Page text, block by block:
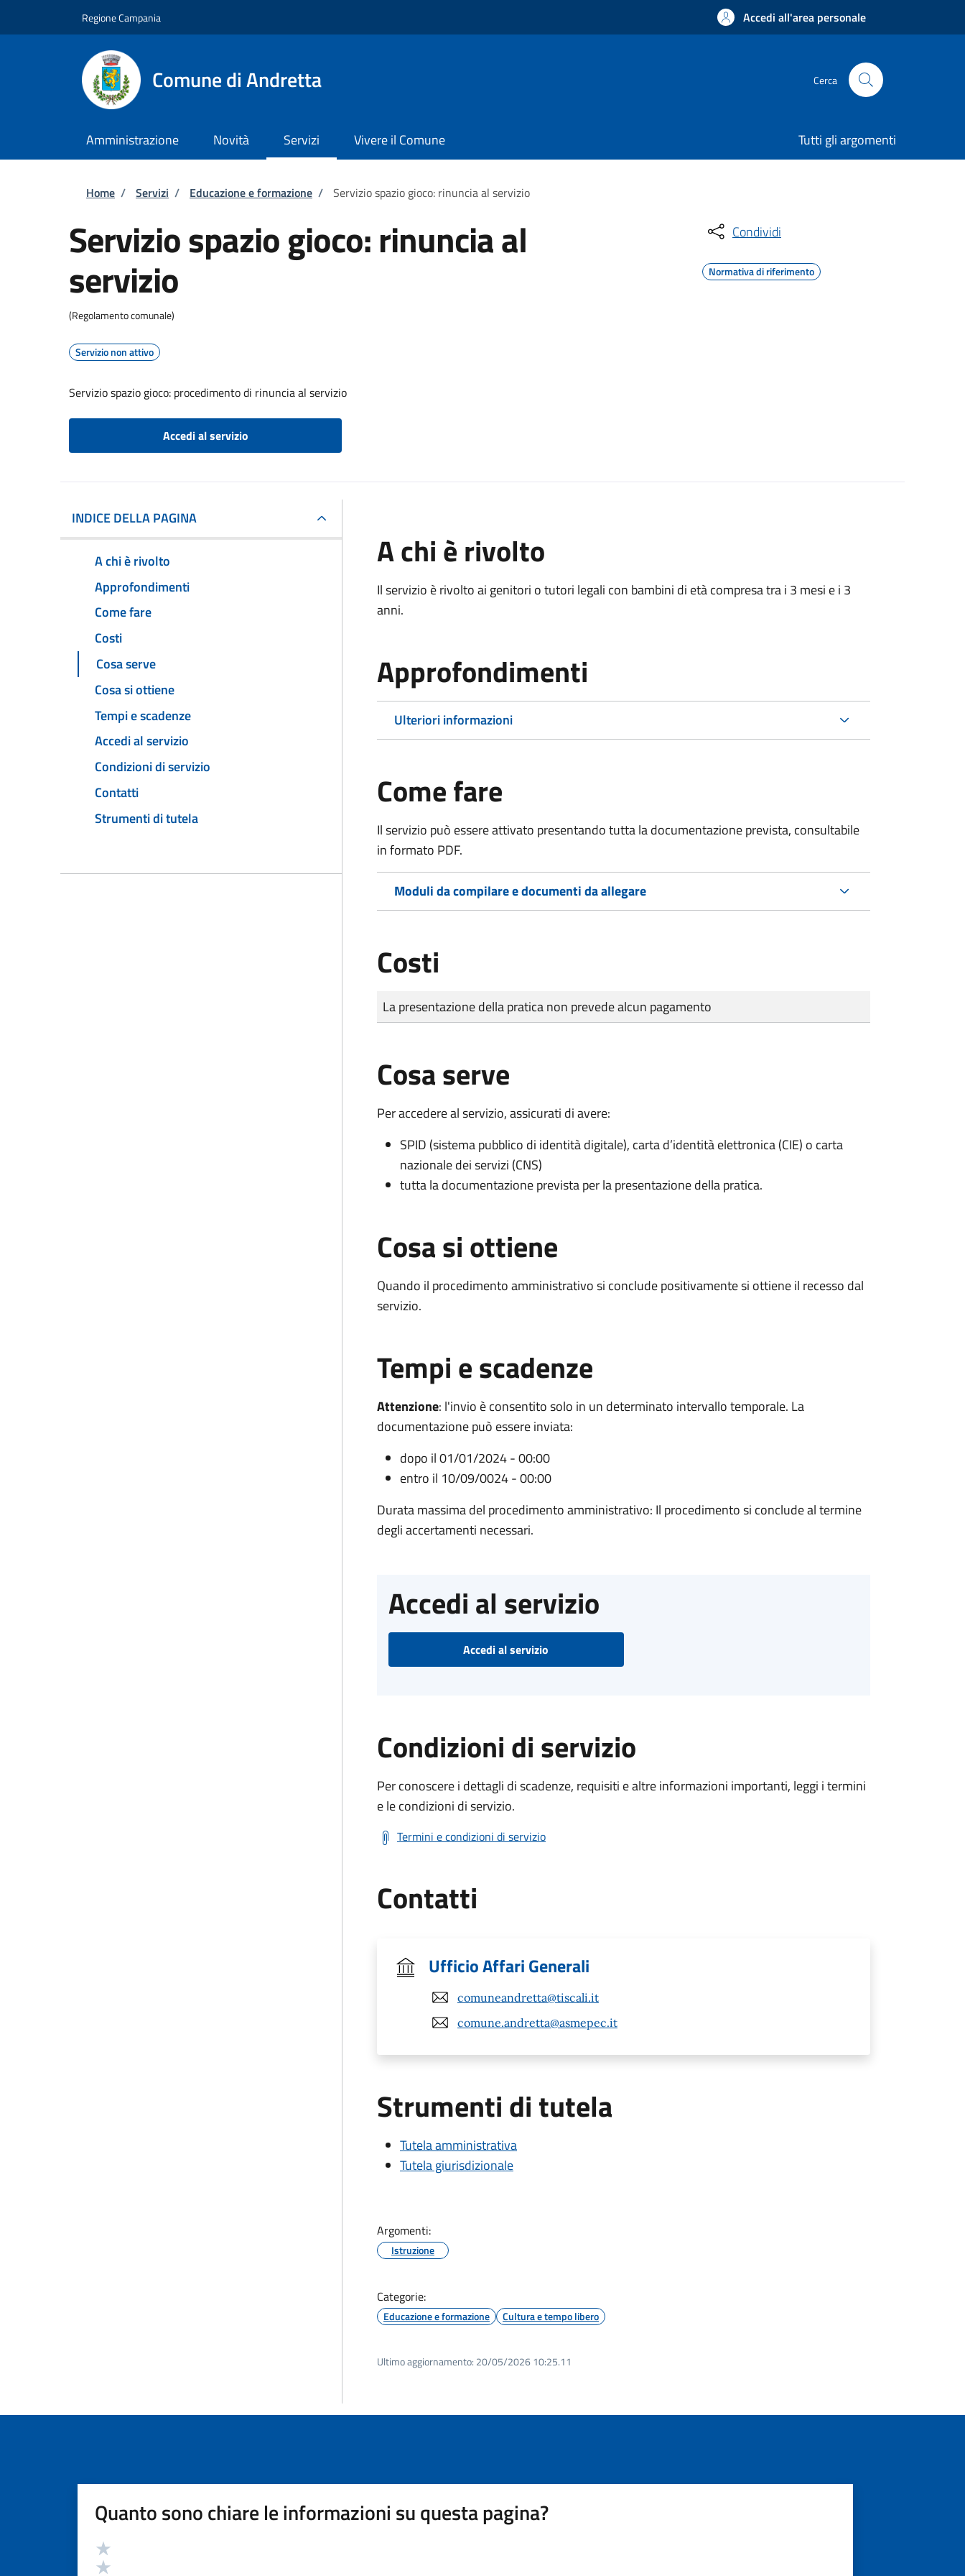
Regione Campania Accedi all'area personale
Comune di Andretta Cerca
Amministrazione Novità Servizi Vivere il Comune Tutti gli argomenti
Briciole di pane
Home / Servizi / Educazione e formazione / Servizio spazio gioco: rinuncia al servizio
Servizio spazio gioco: rinuncia al
servizio
(Regolamento comunale)
Servizio non attivo
Servizio spazio gioco: procedimento di rinuncia al servizio
Accedi al servizio
Condividi
Normativa di riferimento
INDICE DELLA PAGINA
A chi è rivolto
Approfondimenti
Come fare
Costi
Cosa serve
Cosa si ottiene
Tempi e scadenze
Accedi al servizio
Condizioni di servizio
Contatti
Strumenti di tutela
A chi è rivolto
Il servizio è rivolto ai genitori o tutori legali con bambini di età compresa tra i 3 mesi e i 3
anni.
Approfondimenti
Ulteriori informazioni
Come fare
Il servizio può essere attivato presentando tutta la documentazione prevista, consultabile
in formato PDF.
Moduli da compilare e documenti da allegare
Costi
Tipo di pagamento
Importo
La presentazione della pratica non prevede alcun pagamento
Cosa serve
Per accedere al servizio, assicurati di avere:
SPID (sistema pubblico di identità digitale), carta d’identità elettronica (CIE) o carta
nazionale dei servizi (CNS)
tutta la documentazione prevista per la presentazione della pratica.
Cosa si ottiene
Quando il procedimento amministrativo si conclude positivamente si ottiene il recesso dal
servizio.
Tempi e scadenze
Attenzione: l'invio è consentito solo in un determinato intervallo temporale. La
documentazione può essere inviata:
dopo il 01/01/2024 - 00:00
entro il 10/09/0024 - 00:00
Durata massima del procedimento amministrativo: Il procedimento si conclude al termine
degli accertamenti necessari.
Accedi al servizio
Accedi al servizio
Condizioni di servizio
Per conoscere i dettagli di scadenze, requisiti e altre informazioni importanti, leggi i termini
e le condizioni di servizio.
Termini e condizioni di servizio
Contatti
Ufficio Affari Generali
comuneandretta@tiscali.it
comune.andretta@asmepec.it
Strumenti di tutela
Tutela amministrativa
Tutela giurisdizionale
Argomenti:
Istruzione
Categorie:
Educazione e formazione Cultura e tempo libero
Ultimo aggiornamento: 20/05/2026 10:25.11
Quanto sono chiare le informazioni su questa pagina?
Valutazione